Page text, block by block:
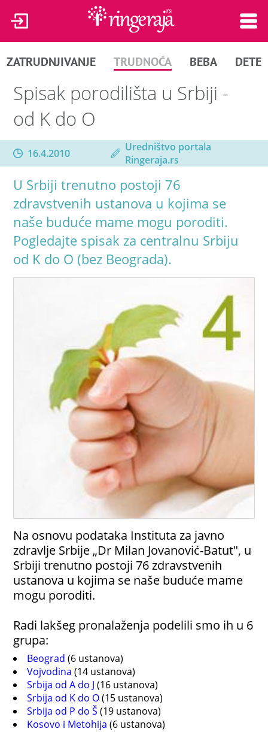
ZATRUDNJIVANJE TRUDNOĆA BEBA DETE
Spisak porodilišta u Srbiji -
od K do O
16.4.2010
Uredništvo portala
Ringeraja.rs
U Srbiji trenutno postoji 76
zdravstvenih ustanova u kojima se
naše buduće mame mogu poroditi.
Pogledajte spisak za centralnu Srbiju
od K do O (bez Beograda).
Na osnovu podataka Instituta za javno
zdravlje Srbije „Dr Milan Jovanović-Batut", u
Srbiji trenutno postoji 76 zdravstvenih
ustanova u kojima se naše buduće mame
mogu poroditi.
Radi lakšeg pronalaženja podelili smo ih u 6
grupa:
Beograd (6 ustanova)
Vojvodina (14 ustanova)
Srbija od A do J (16 ustanova)
Srbija od K do O(15 ustanova)
Srbija od P do Š (19 ustanova)
Kosovo i Metohija (6 ustanova)